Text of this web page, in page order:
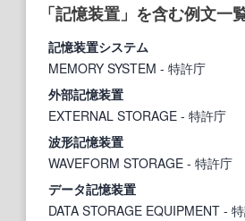
「記憶装置」を含む例文一
記憶装置システム
MEMORY SYSTEM - 特許庁
外部記憶装置
EXTERNAL STORAGE - 特許庁
波形記憶装置
WAVEFORM STORAGE - 特許庁
データ記憶装置
DATA STORAGE EQUIPMENT -